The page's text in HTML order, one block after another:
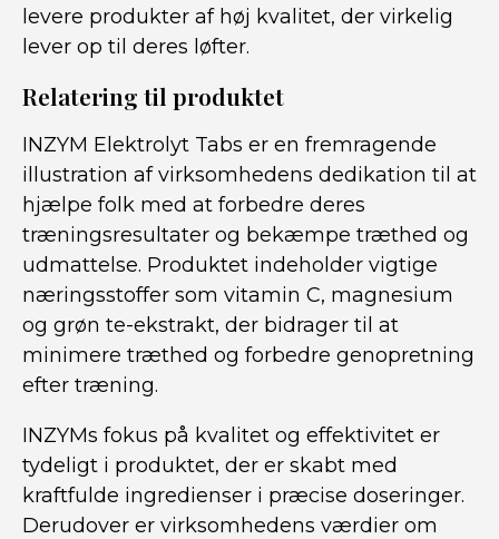
levere produkter af høj kvalitet, der virkelig
lever op til deres løfter.
Relatering til produktet
INZYM Elektrolyt Tabs er en fremragende
illustration af virksomhedens dedikation til at
hjælpe folk med at forbedre deres
træningsresultater og bekæmpe træthed og
udmattelse. Produktet indeholder vigtige
næringsstoffer som vitamin C, magnesium
og grøn te-ekstrakt, der bidrager til at
minimere træthed og forbedre genopretning
efter træning.
INZYMs fokus på kvalitet og effektivitet er
tydeligt i produktet, der er skabt med
kraftfulde ingredienser i præcise doseringer.
Derudover er virksomhedens værdier om